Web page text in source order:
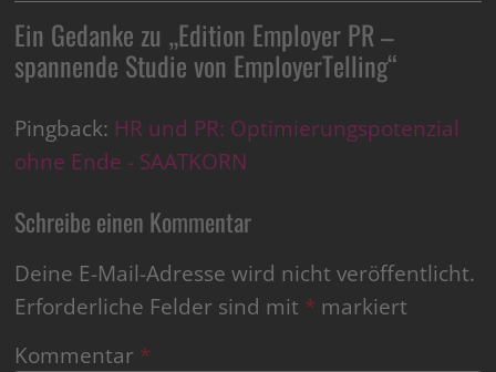
Ein Gedanke zu „Edition Employer PR –
spannende Studie von EmployerTelling“
Pingback: HR und PR: Optimierungspotenzial
ohne Ende - SAATKORN
Schreibe einen Kommentar
Deine E-Mail-Adresse wird nicht veröffentlicht.
Erforderliche Felder sind mit * markiert
Kommentar *